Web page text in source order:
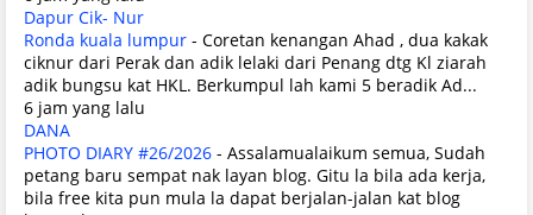
Dapur Cik- Nur
Ronda kuala lumpur - Coretan kenangan Ahad , dua kakak
ciknur dari Perak dan adik lelaki dari Penang dtg Kl ziarah
adik bungsu kat HKL. Berkumpul lah kami 5 beradik Ad...
6 jam yang lalu
DANA
PHOTO DIARY #26/2026 - Assalamualaikum semua, Sudah
petang baru sempat nak layan blog. Gitu la bila ada kerja,
bila free kita pun mula la dapat berjalan-jalan kat blog